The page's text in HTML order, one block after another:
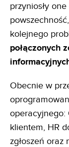
przyniosły
kolejnego
połączonych
Obecnie w
operacyjnego:
klientem, HR
zgłoszeń